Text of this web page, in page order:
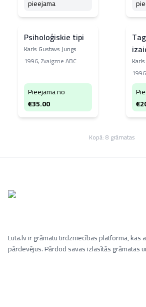
pieejama
Psiholoģiskie tipi
Karls Gustavs Jungs
1996,Zvaigzne ABC
Pieejama no
€35.00
1996
€
Kopā:8 grāmatas
Luta.lv ir grāmatu tirdzniecības platforma, kas
pārdevējus. Pārdod savas izlasītās grāmatas